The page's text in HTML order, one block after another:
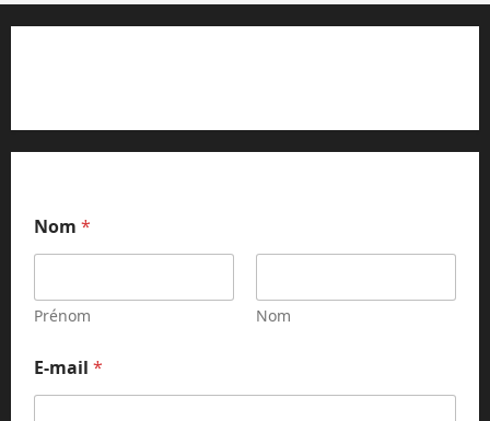
Nom *
Prénom Nom
m
e
E-mail *